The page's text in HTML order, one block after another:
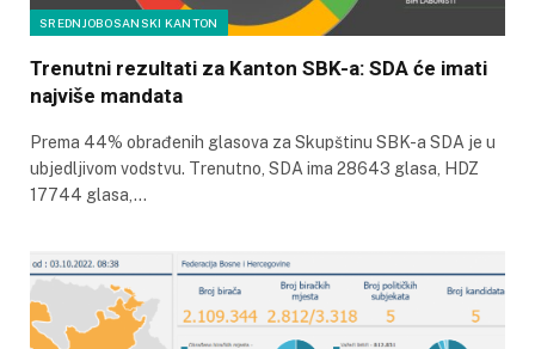
SREDNJOBOSANSKI KANTON
Trenutni rezultati za Kanton SBK-a: SDA će imati
najviše mandata
Prema 44% obrađenih glasova za Skupštinu SBK-a SDA je u
ubjedljivom vodstvu. Trenutno, SDA ima 28643 glasa, HDZ
17744 glasa,…